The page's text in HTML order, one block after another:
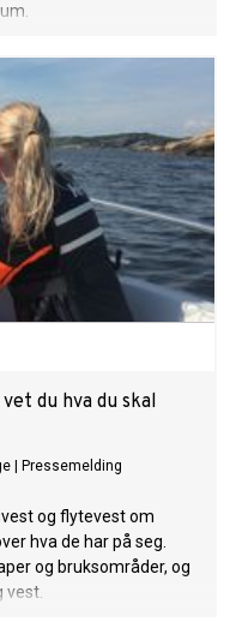
du hva du skal
Pressemelding
og flytevest om
hva de har på seg.
og bruksområder, og
vest.